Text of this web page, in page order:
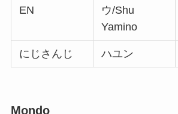
EN
ウ/Shu
Yamino
にじさんじ ハユン
Mondo